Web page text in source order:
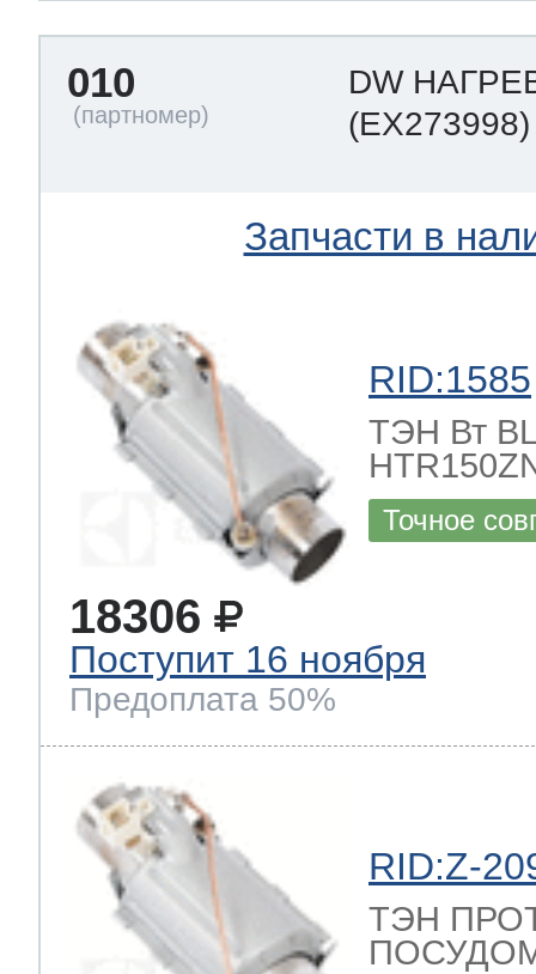
010
DW
(EX273998)
Запчасти в
RID:1585
ТЭН Вт
Точное
18306
Поступит 16 ноября
Предоплата 50%
RID:Z-
ТЭН